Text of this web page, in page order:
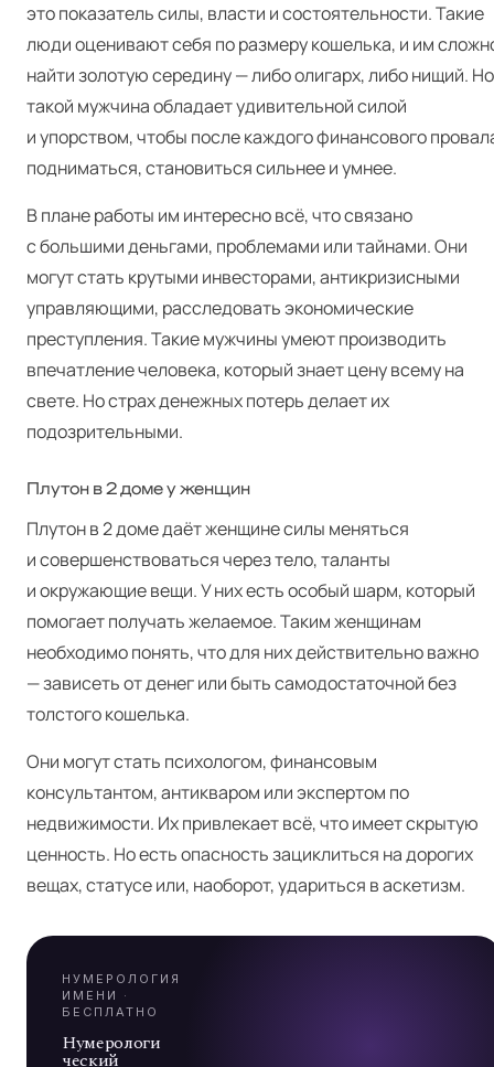
это показатель силы, власти и состоятельности. Такие
люди оценивают себя по размеру кошелька, и им
найти золотую середину — либо олигарх, либо нищий. Но
такой мужчина обладает удивительной силой
и упорством, чтобы после каждого финансового
подниматься, становиться сильнее и умнее.
В плане работы им интересно всё, что связано
с большими деньгами, проблемами или тайнами. Они
могут стать крутыми инвесторами, антикризисными
управляющими, расследовать экономические
преступления. Такие мужчины умеют производить
впечатление человека, который знает цену всему на
свете. Но страх денежных потерь делает их
подозрительными.
Плутон в 2 доме у женщин
Плутон в 2 доме даёт женщине силы меняться
и совершенствоваться через тело, таланты
и окружающие вещи. У них есть особый шарм, который
помогает получать желаемое. Таким женщинам
необходимо понять, что для них действительно важно
— зависеть от денег или быть самодостаточной без
толстого кошелька.
Они могут стать психологом, финансовым
консультантом, антикваром или экспертом по
недвижимости. Их привлекает всё, что имеет скрытую
ценность. Но есть опасность зациклиться на дорогих
вещах, статусе или, наоборот, удариться в аскетизм.
НУМЕРОЛОГИЯ
ИМЕНИ ·
БЕСПЛАТНО
Нумерологи
ческий